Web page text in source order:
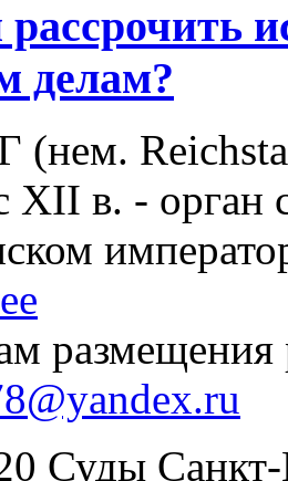
делам?
в. - орган
размещения
Суды Санкт-